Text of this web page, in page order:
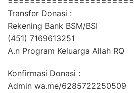
Transfer Donasi :
Rekening Bank BSM/BSI
(451) 7169613251
A.n Program Keluarga Allah RQ
Konfirmasi Donasi :
Admin wa.me/6285722250509